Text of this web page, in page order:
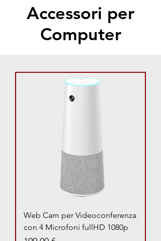
Accessori per
Computer
Web Cam per Videoconferenza
con 4 Microfoni fullHD 1080p